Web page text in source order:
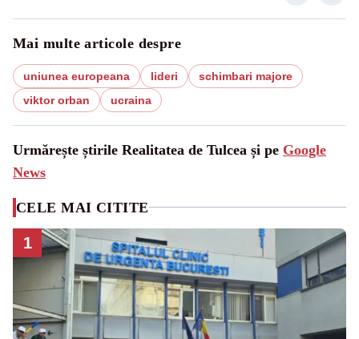
Mai multe articole despre
uniunea europeana lideri
schimbari majore
viktor orban
ucraina
Urmărește știrile Realitatea de Tulcea și pe Google
News
CELE MAI CITITE
1